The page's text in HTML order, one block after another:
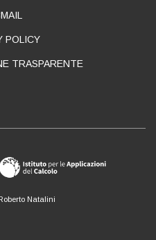
POLICY
TRASPARENTE
Natalini